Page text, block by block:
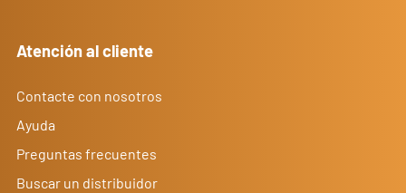
Atención al cliente
Contacte con nosotros
Ayuda
Preguntas frecuentes
Buscar un distribuidor